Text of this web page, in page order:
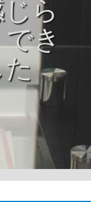
ら
き